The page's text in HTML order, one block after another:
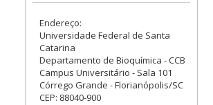
Endereço:
Universidade Federal de Santa
Catarina
Departamento de Bioquímica - CCB
Campus Universitário - Sala 101
Córrego Grande - Florianópolis/SC
CEP: 88040-900